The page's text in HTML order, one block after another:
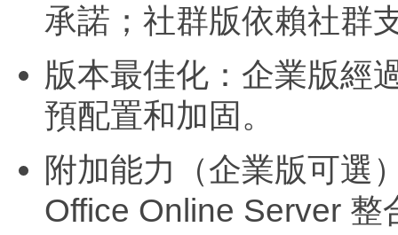
承諾；社群版依賴社群
版本最佳化：企業版經
預配置和加固。
附加能力（企業版可選
Office Online Server